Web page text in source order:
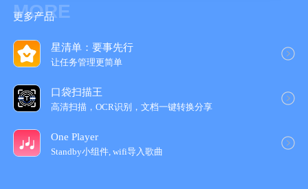
MORE
更多产品
星清单：要事先行
让任务管理更简‪单‬
口袋扫描王
高清扫描，OCR识别，文档一键转换分享
One Player
Standby小组件, wifi导入歌‪曲‬